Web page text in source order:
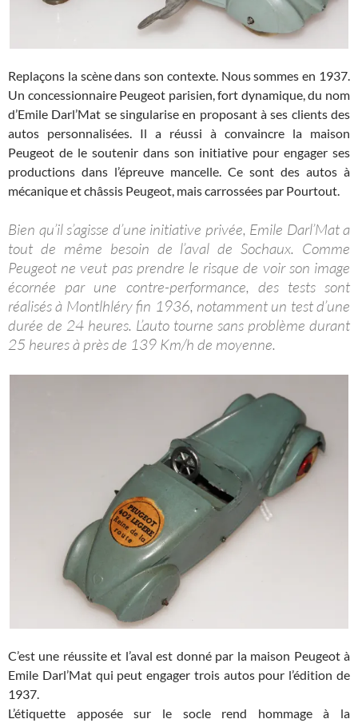
Replaçons la scène dans son contexte. Nous sommes en 1937.
Un concessionnaire Peugeot parisien, fort dynamique, du nom
d’Emile Darl’Mat se singularise en proposant à ses clients des
autos personnalisées. Il a réussi à convaincre la maison
Peugeot de le soutenir dans son initiative pour engager ses
productions dans l’épreuve mancelle. Ce sont des autos à
mécanique et châssis Peugeot, mais carrossées par Pourtout.
Bien qu’il s’agisse d’une initiative privée, Emile Darl’Mat a
tout de même besoin de l’aval de Sochaux. Comme
Peugeot ne veut pas prendre le risque de voir son image
écornée par une contre-performance, des tests sont
réalisés à Montlhléry fin 1936, notamment un test d’une
durée de 24 heures. L’auto tourne sans problème durant
25 heures à près de 139 Km/h de moyenne.
C’est une réussite et l’aval est donné par la maison Peugeot à
Emile Darl’Mat qui peut engager trois autos pour l’édition de
1937.
L’étiquette apposée sur le socle rend hommage à la